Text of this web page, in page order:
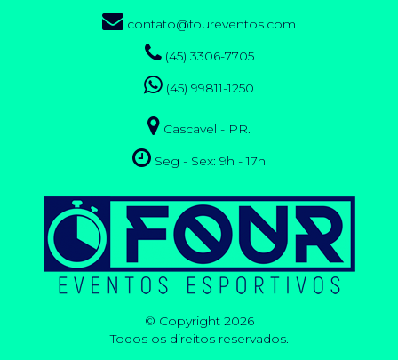
contato@foureventos.com
(45) 3306-7705
(45) 99811-1250
Cascavel - PR.
Seg - Sex: 9h - 17h
© Copyright 2026
Todos os direitos reservados.